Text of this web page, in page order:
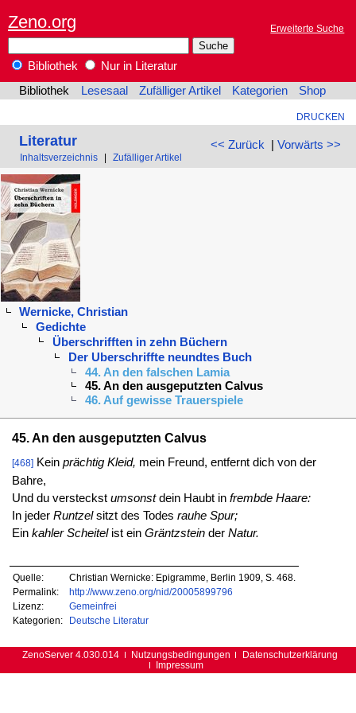
Zeno.org Erweiterte Suche
Bibliothek
Nur in Literatur
Bibliothek
Lesesaal Zufälliger Artikel Kategorien Shop
DRUCKEN
<< Zurück | Vorwärts >>
Literatur
Inhaltsverzeichnis Zufälliger Artikel
Wernicke, Christian
Gedichte
Überschrifften in zehn Büchern
Der Uberschriffte neundtes Buch
44. An den falschen Lamia
45. An den ausgeputzten Calvus
46. Auf gewisse Trauerspiele
45. An den ausgeputzten Calvus
[468]Kein prächtig Kleid, mein Freund, entfernt dich von der
Bahre,
Und du versteckst umsonstdein Haubt in frembde Haare:
In jeder Runtzelsitzt des Todes rauhe Spur;
Ein kahler Scheitelist ein Gräntzsteinder Natur.
Quelle:
Christian Wernicke: Epigramme, Berlin 1909, S. 468.
Permalink:
http://www.zeno.org/nid/20005899796
Lizenz:
Gemeinfrei
Kategorien:
Deutsche Literatur
ZenoServer 4.030.014 Nutzungsbedingungen
Datenschutzerklärung
Impressum